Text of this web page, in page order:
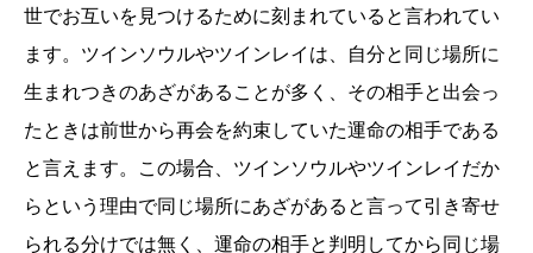
世でお互いを見つけるために刻まれていると言われてい
ます。ツインソウルやツインレイは、自分と同じ場所に
生まれつきのあざがあることが多く、その相手と出会っ
たときは前世から再会を約束していた運命の相手である
と言えます。この場合、ツインソウルやツインレイだか
らという理由で同じ場所にあざがあると言って引き寄せ
られる分けでは無く、運命の相手と判明してから同じ場